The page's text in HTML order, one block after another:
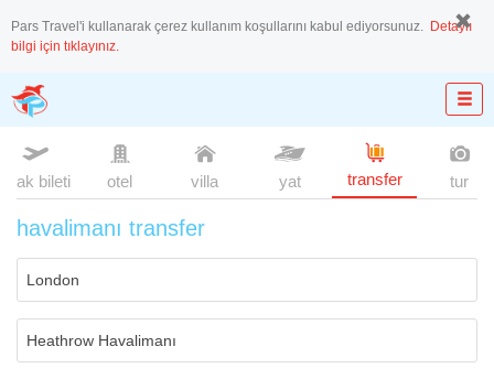
Pars Travel'i kullanarak çerez kullanım koşullarını kabul ediyorsunuz. Detaylı
bilgi için tıklayınız.
uçak bileti otel villa yat transfer tur
havalimanı transfer